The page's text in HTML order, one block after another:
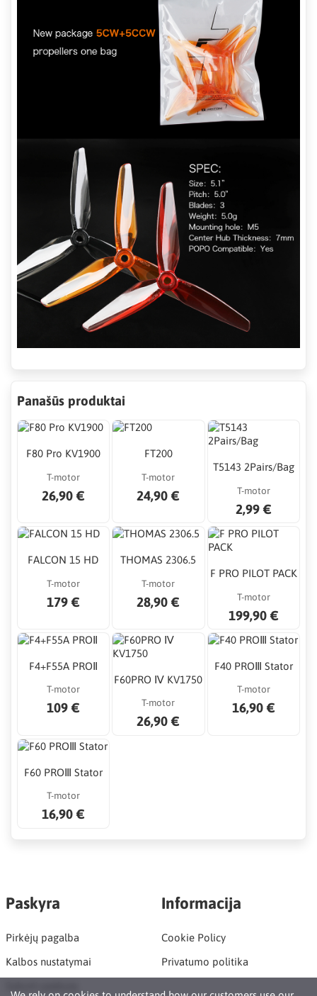
Panašūs produktai
F80 Pro KV1900
T-motor
26,90 €
FT200
T-motor
24,90 €
T5143 2Pairs/Bag
T-motor
2,99 €
FALCON 15 HD
T-motor
179 €
THOMAS 2306.5
T-motor
28,90 €
F PRO PILOT PACK
T-motor
199,90 €
F4+F55A PROⅡ
T-motor
109 €
F60PRO Ⅳ KV1750
T-motor
26,90 €
F40 PROⅢ Stator
T-motor
16,90 €
F60 PROⅢ Stator
T-motor
16,90 €
Paskyra
Pirkėjų pagalba
Kalbos nustatymai
Informacija
Cookie Policy
Privatumo politika